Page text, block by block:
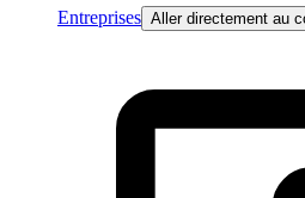
Entreprises Aller directement au